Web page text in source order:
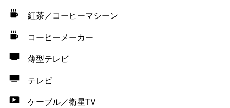
紅茶／コーヒーマシーン
コーヒーメーカー
薄型テレビ
テレビ
ケーブル／衛星TV